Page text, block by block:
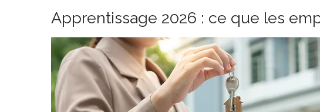
Apprentissage 2026 : ce que les